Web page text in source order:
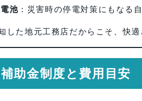
池 ：災害時の停電対策にもなる
した地元工務店だからこそ、快
助金制度と費用目安